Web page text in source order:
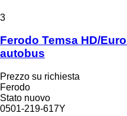
3
Ferodo Temsa HD/
autobus
Prezzo su richiesta
Ferodo
Stato nuovo
0501-219-617Y